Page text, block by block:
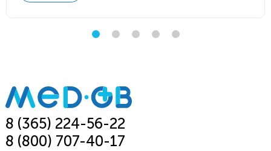
8 (365) 224-56-22
8 (800) 707-40-17